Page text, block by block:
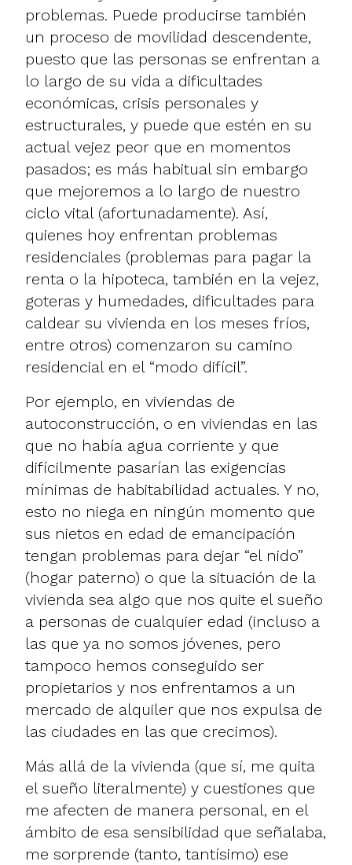
problemas. Puede producirse también
un proceso de movilidad descendente,
puesto que las personas se enfrentan a
lo largo de su vida a dificultades
económicas, crisis personales y
estructurales, y puede que estén en su
actual vejez peor que en momentos
pasados; es más habitual sin embargo
que mejoremos a lo largo de nuestro
ciclo vital (afortunadamente). Así,
quienes hoy enfrentan problemas
residenciales (problemas para pagar la
renta o la hipoteca, también en la vejez,
goteras y humedades, dificultades para
caldear su vivienda en los meses fríos,
entre otros) comenzaron su camino
residencial en el “modo difícil”.
Por ejemplo, en viviendas de
autoconstrucción, o en viviendas en las
que no había agua corriente y que
difícilmente pasarían las exigencias
mínimas de habitabilidad actuales. Y no,
esto no niega en ningún momento que
sus nietos en edad de emancipación
tengan problemas para dejar “el nido”
(hogar paterno) o que la situación de la
vivienda sea algo que nos quite el sueño
a personas de cualquier edad (incluso a
las que ya no somos jóvenes, pero
tampoco hemos conseguido ser
propietarios y nos enfrentamos a un
mercado de alquiler que nos expulsa de
las ciudades en las que crecimos).
Más allá de la vivienda (que sí, me quita
el sueño literalmente) y cuestiones que
me afecten de manera personal, en el
ámbito de esa sensibilidad que señalaba,
me sorprende (tanto, tantísimo) ese